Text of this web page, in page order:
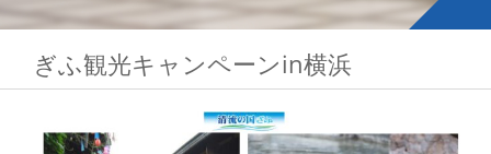
ぎふ観光キャンペーンin横浜